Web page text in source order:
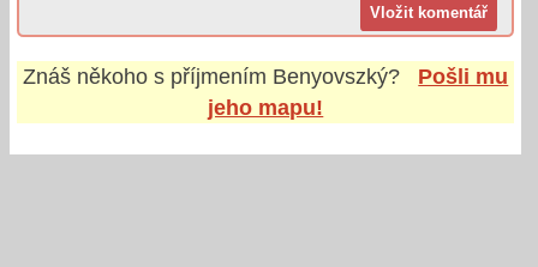
Znáš někoho s příjmením Benyovszký?
Pošli mu
jeho mapu!